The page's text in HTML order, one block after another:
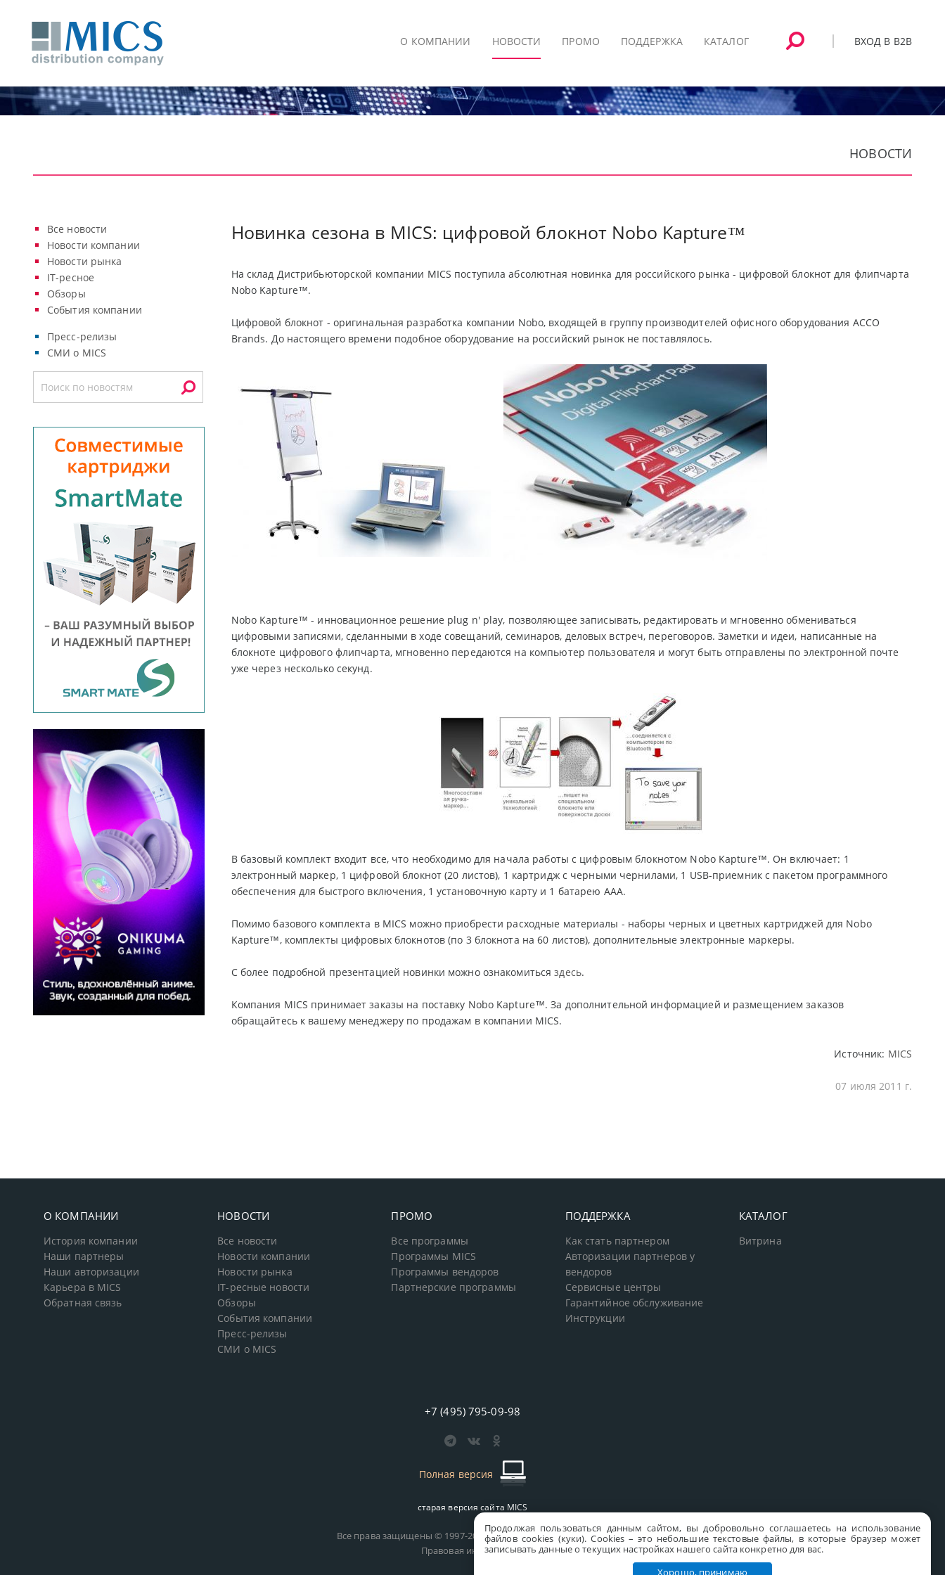
Продолжая пользоваться данным сайтом, вы добровольно соглашаетесь на использование
файлов cookies (куки). Сookies – это небольшие текстовые файлы, в которые браузер может
записывать данные о текущих настройках нашего сайта конкретно для вас.
Хорошо, принимаю
ВХОД В B2B
О КОМПАНИИ НОВОСТИ ПРОМО ПОДДЕРЖКА КАТАЛОГ
НОВОСТИ
Все новости
Новости компании
Новости рынка
IT-ресное
Обзоры
События компании
Пресс-релизы
СМИ о MICS
Новинка сезона в MICS: цифровой блокнот Nobo Kapture™
На склад Дистрибьюторской компании MICS поступила абсолютная новинка для российского рынка - цифровой блокнот для флипчарта
Nobo Kapture™.
Цифровой блокнот - оригинальная разработка компании Nobo, входящей в группу производителей офисного оборудования ACCO
Brands. До настоящего времени подобное оборудование на российский рынок не поставлялось.
Nobo Kapture™ - инновационное решение plug n' play, позволяющее записывать, редактировать и мгновенно обмениваться
цифровыми записями, сделанными в ходе совещаний, семинаров, деловых встреч, переговоров. Заметки и идеи, написанные на
блокноте цифрового флипчарта, мгновенно передаются на компьютер пользователя и могут быть отправлены по электронной почте
уже через несколько секунд.
В базовый комплект входит все, что необходимо для начала работы с цифровым блокнотом Nobo Kapture™. Он включает: 1
электронный маркер, 1 цифровой блокнот (20 листов), 1 картридж с черными чернилами, 1 USB-приемник с пакетом программного
обеспечения для быстрого включения, 1 установочную карту и 1 батарею AAA.
Помимо базового комплекта в MICS можно приобрести расходные материалы - наборы черных и цветных картриджей для Nobo
Kapture™, комплекты цифровых блокнотов (по 3 блокнота на 60 листов), дополнительные электронные маркеры.
С более подробной презентацией новинки можно ознакомитьсяздесь.
Компания MICS принимает заказы на поставку Nobo Kapture™. За дополнительной информацией и размещением заказов
обращайтесь к вашему менеджеру по продажам в компании MICS.
Источник: MICS
07 июля 2011 г.
О КОМПАНИИ
История компании
Наши партнеры
Наши авторизации
Карьера в MICS
Обратная связь
НОВОСТИ
Все новости
Новости компании
Новости рынка
IT-ресные новости
Обзоры
События компании
Пресс-релизы
СМИ о MICS
ПРОМО
Все программы
Программы MICS
Программы вендоров
Партнерские программы
ПОДДЕРЖКА
Как стать партнером
Авторизации партнеров у
вендоров
Сервисные центры
Гарантийное обслуживание
Инструкции
КАТАЛОГ
Витрина
+7 (495) 795-09-98
Полная версия
старая версия сайта MICS
Все права защищены © 1997-2026 MICS Distribution Company
Правовая информация